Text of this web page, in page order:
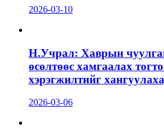
2026-03-10
Н.Учрал: Хаврын
өсөлтөөс хамгаалах
хэрэгжилтийг
2026-03-06